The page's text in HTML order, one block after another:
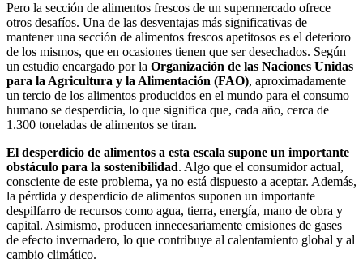
Pero la sección de alimentos frescos de un supermercado ofrece
otros desafíos. Una de las desventajas más significativas de
mantener una sección de alimentos frescos apetitosos es el deterioro
de los mismos, que en ocasiones tienen que ser desechados. Según
un estudio encargado por la Organización de las Naciones Unidas
para la Agricultura y la Alimentación (FAO), aproximadamente
un tercio de los alimentos producidos en el mundo para el consumo
humano se desperdicia, lo que significa que, cada año, cerca de
1.300 toneladas de alimentos se tiran.
El desperdicio de alimentos a esta escala supone un importante
obstáculo para la sostenibilidad. Algo que el consumidor actual,
consciente de este problema, ya no está dispuesto a aceptar. Además,
la pérdida y desperdicio de alimentos suponen un importante
despilfarro de recursos como agua, tierra, energía, mano de obra y
capital. Asimismo, producen innecesariamente emisiones de gases
de efecto invernadero, lo que contribuye al calentamiento global y al
cambio climático.